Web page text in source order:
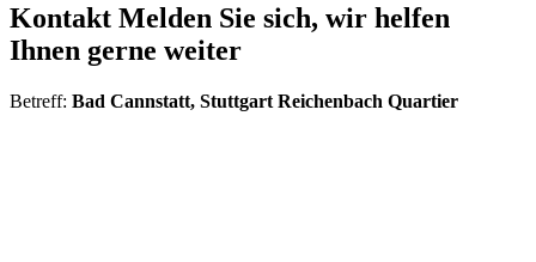
Kontakt Melden Sie sich, wir helfen
Ihnen gerne weiter
Betreff: Bad Cannstatt, Stuttgart Reichenbach Quartier